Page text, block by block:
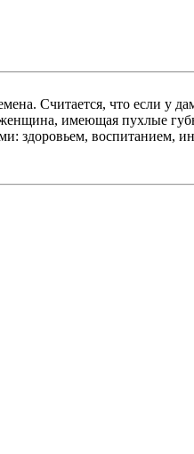
Считается, что если у
женщина, имеющая пухлые
здоровьем, воспитанием,